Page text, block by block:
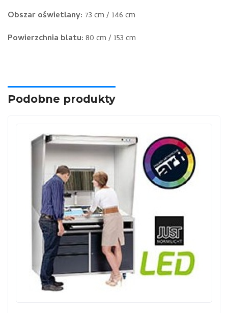
Obszar oświetlany: 73 cm / 146 cm
Powierzchnia blatu:80 cm / 153 cm
Podobne produkty